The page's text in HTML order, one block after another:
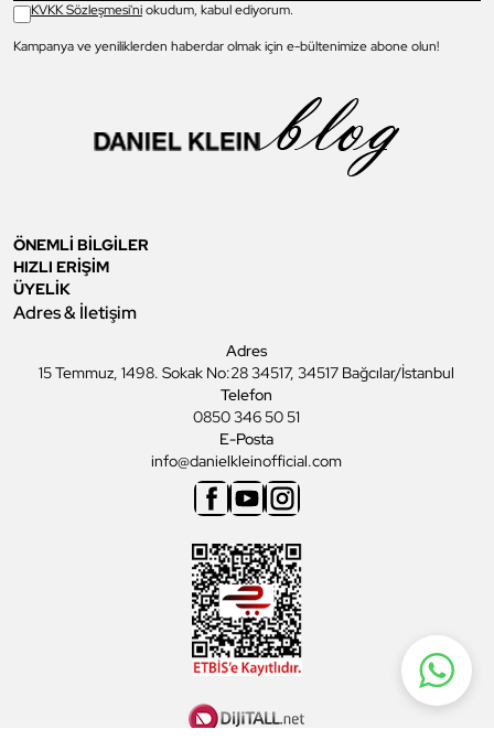
KVKK Sözleşmesi'niokudum, kabul ediyorum.
Kampanya ve yeniliklerden haberdar olmak için e-bültenimize abone olun!
ÖNEMLİ BİLGİLER
HIZLI ERİŞİM
ÜYELİK
Adres & İletişim
Adres
15 Temmuz, 1498. Sokak No:28 34517, 34517 Bağcılar/İstanbul
Telefon
0850 346 50 51
E-Posta
info@danielkleinofficial.com
Facebook
YoutubeInstagram